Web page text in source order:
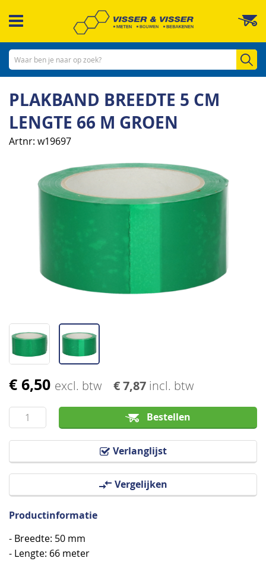
naar
inhoud
PLAKBAND BREEDTE 5 CM
LENGTE 66 M GROEN
Artnr w19697
€ 6,50 excl. btw € 7,87 incl. btw
Bestellen
Verlanglijst
Vergelijken
Ga
het
begin
van
Productinformatie
- Breedte: 50 mm
- Lengte: 66 meter